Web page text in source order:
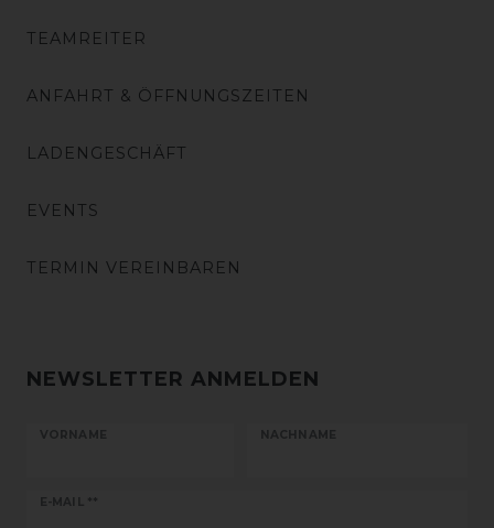
TEAMREITER
ANFAHRT & ÖFFNUNGSZEITEN
LADENGESCHÄFT
EVENTS
TERMIN VEREINBAREN
NEWSLETTER ANMELDEN
VORNAME NACHNAME
E-MAIL **
Newsletter